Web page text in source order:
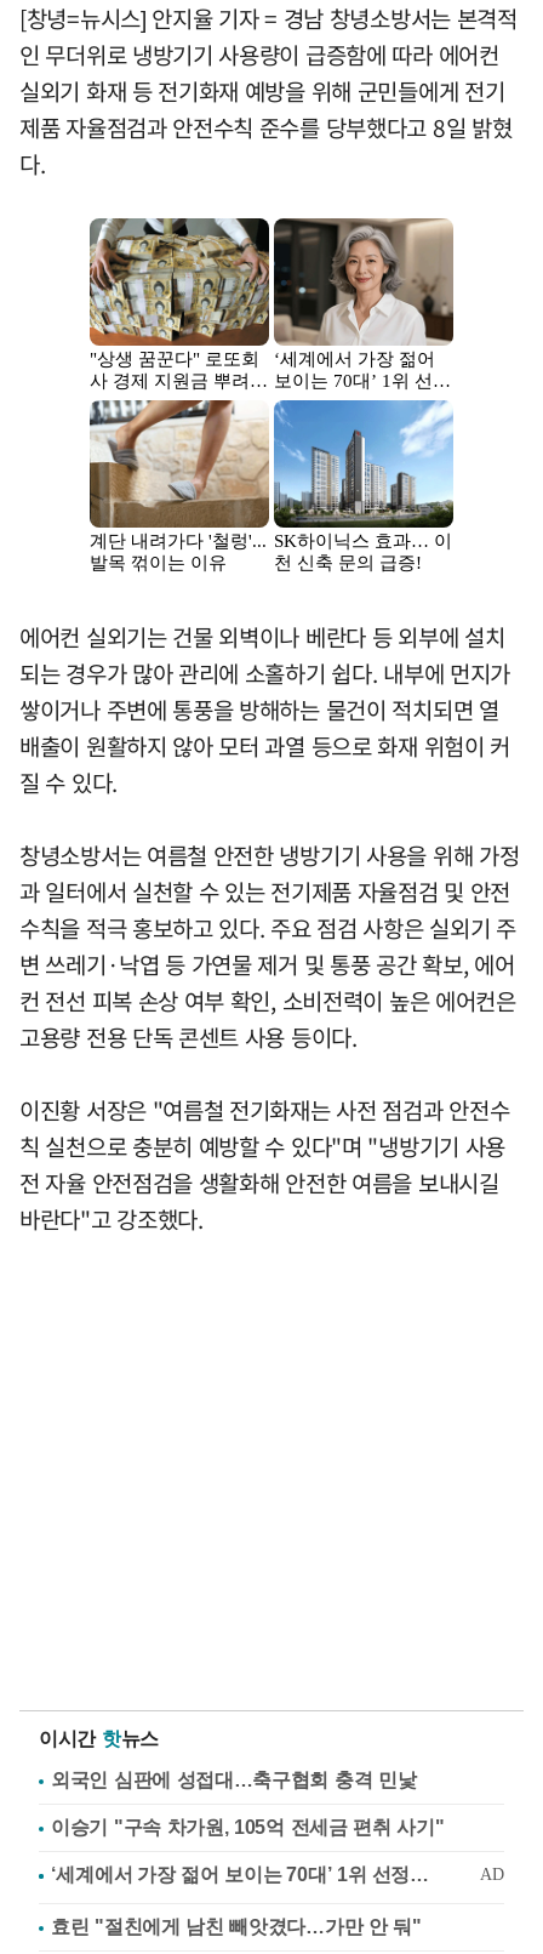
[창녕=뉴시스] 안지율 기자 = 경남 창녕소방서는 본격적
인 무더위로 냉방기기 사용량이 급증함에 따라 에어컨
실외기 화재 등 전기화재 예방을 위해 군민들에게 전기
제품 자율점검과 안전수칙 준수를 당부했다고 8일 밝혔
다.
에어컨 실외기는 건물 외벽이나 베란다 등 외부에 설치
되는 경우가 많아 관리에 소홀하기 쉽다. 내부에 먼지가
쌓이거나 주변에 통풍을 방해하는 물건이 적치되면 열
배출이 원활하지 않아 모터 과열 등으로 화재 위험이 커
질 수 있다.
창녕소방서는 여름철 안전한 냉방기기 사용을 위해 가정
과 일터에서 실천할 수 있는 전기제품 자율점검 및 안전
수칙을 적극 홍보하고 있다. 주요 점검 사항은 실외기 주
변 쓰레기·낙엽 등 가연물 제거 및 통풍 공간 확보, 에어
컨 전선 피복 손상 여부 확인, 소비전력이 높은 에어컨은
고용량 전용 단독 콘센트 사용 등이다.
이진황 서장은 "여름철 전기화재는 사전 점검과 안전수
칙 실천으로 충분히 예방할 수 있다"며 "냉방기기 사용
전 자율 안전점검을 생활화해 안전한 여름을 보내시길
바란다"고 강조했다.
이시간 핫뉴스
외국인 심판에 성접대…축구협회 충격 민낯
이승기 "구속 차가원, 105억 전세금 편취 사기"
효린 "절친에게 남친 빼앗겼다…가만 안 둬"